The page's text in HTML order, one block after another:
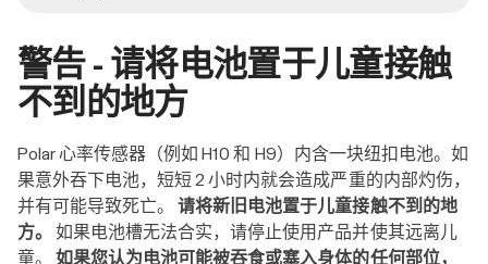
警告 - 请将电池置于儿童接触
不到的地方
Polar 心率传感器（例如 H10 和 H9）内含一块纽扣电池。如
果意外吞下电池，短短 2 小时内就会造成严重的内部灼伤，
并有可能导致死亡。请将新旧电池置于儿童接触不到的地
方。
如果电池槽无法合实，请停止使用产品并使其远离儿
童。如果您认为电池可能被吞食或塞入身体的任何部位，